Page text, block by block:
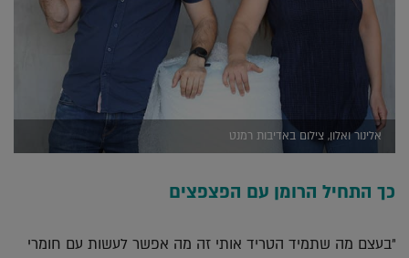
אלינור ואלון, צילום באדיבות רמנט
כך התחיל הרומן עם הפצפצים
"בעצם מה שתמיד הטריד אותי זה מה אפשר לעשות עם חומרי